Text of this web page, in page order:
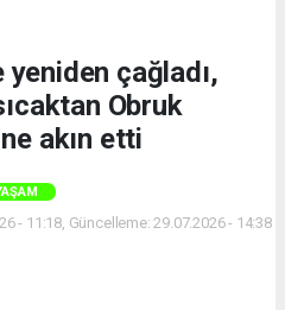
yeniden çağladı,
Obruk
akın etti
- 11:18, Güncelleme: 29.07.2026 - 14:38